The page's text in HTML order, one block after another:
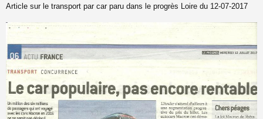
e
s
e
n
o
u
Article sur le transport par car paru dans le progrès Loire du 12-07-2017